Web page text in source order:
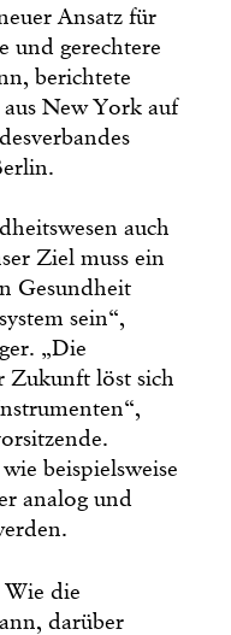
Ansatz für
und gerechtere
berichtete
New York auf
auch
Ziel muss ein
Gesundheit
sein“,
„Die
Zukunft löst sich
beispielsweise
analog und
Wie die
darüber